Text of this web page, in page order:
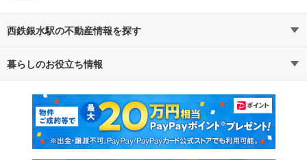
西鉄銀水駅の不動産情報を探す
不動産・住宅
新築マンション 中古マンション
新築一戸建て 中古一戸建て
暮らしのお役立ち情報
マンションカタログ 教えて！住まいの先生